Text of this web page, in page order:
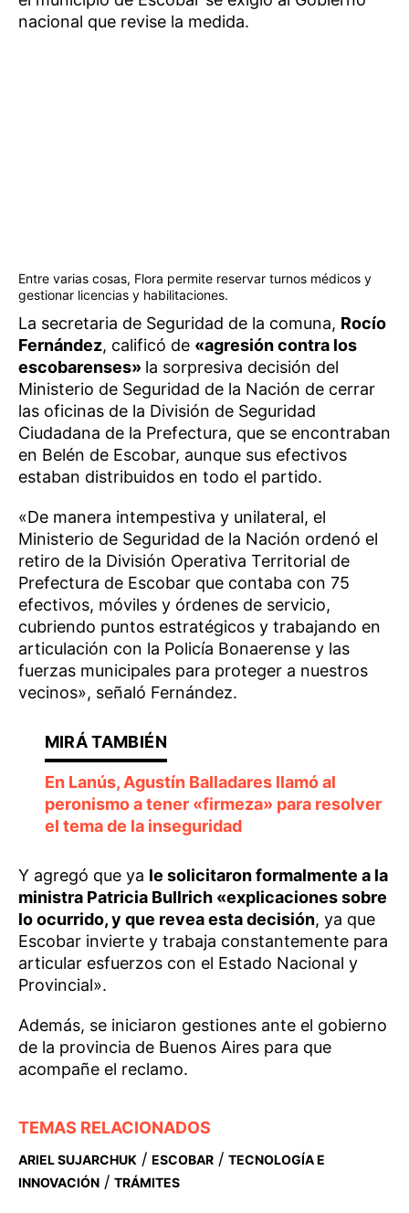
nacional que revise la medida.
Entre varias cosas, Flora permite reservar turnos médicos y
gestionar licencias y habilitaciones.
La secretaria de Seguridad de la comuna, Rocío
Fernández, calificó de «agresión contra los
escobarenses» la sorpresiva decisión del
Ministerio de Seguridad de la Nación de cerrar
las oficinas de la División de Seguridad
Ciudadana de la Prefectura, que se encontraban
en Belén de Escobar, aunque sus efectivos
estaban distribuidos en todo el partido.
«De manera intempestiva y unilateral, el
Ministerio de Seguridad de la Nación ordenó el
retiro de la División Operativa Territorial de
Prefectura de Escobar que contaba con 75
efectivos, móviles y órdenes de servicio,
cubriendo puntos estratégicos y trabajando en
articulación con la Policía Bonaerense y las
fuerzas municipales para proteger a nuestros
vecinos», señaló Fernández.
En Lanús, Agustín Balladares llamó al
peronismo a tener «firmeza» para resolver
el tema de la inseguridad
Y agregó que ya le solicitaron formalmente a la
ministra Patricia Bullrich «explicaciones sobre
lo ocurrido, y que revea esta decisión, ya que
Escobar invierte y trabaja constantemente para
articular esfuerzos con el Estado Nacional y
Provincial».
Además, se iniciaron gestiones ante el gobierno
de la provincia de Buenos Aires para que
acompañe el reclamo.
TEMAS RELACIONADOS
ARIEL SUJARCHUK / ESCOBAR / TECNOLOGÍA E
INNOVACIÓN / TRÁMITES